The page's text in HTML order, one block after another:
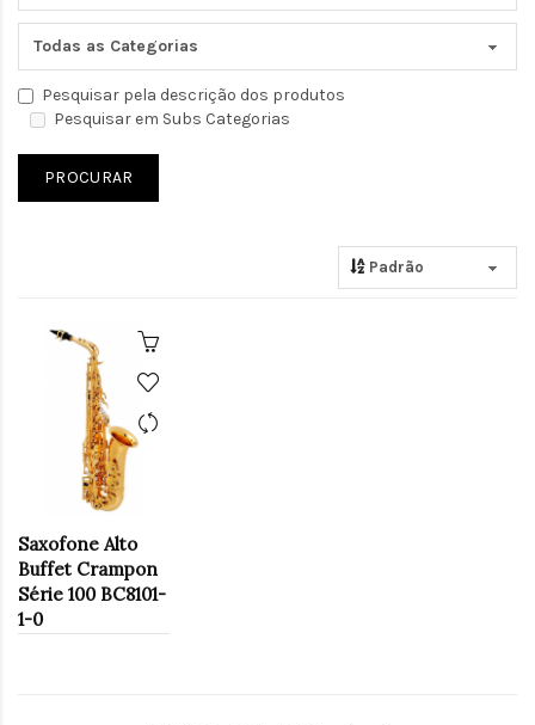
Pesquisar pela descrição dos produtos
Pesquisar em Subs Categorias
Saxofone Alto
Buffet Crampon
Série 100 BC8101-
1-0